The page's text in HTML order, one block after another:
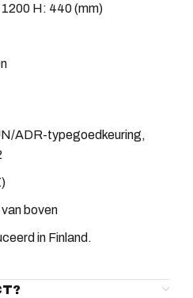
H: 440 (mm)
ADR-typegoedkeuring,
boven
in Finland.